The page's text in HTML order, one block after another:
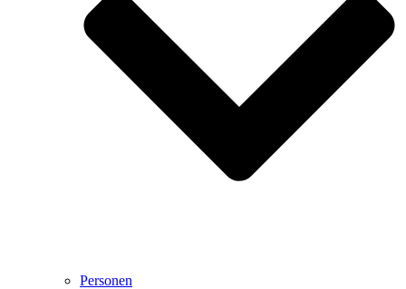
Personen